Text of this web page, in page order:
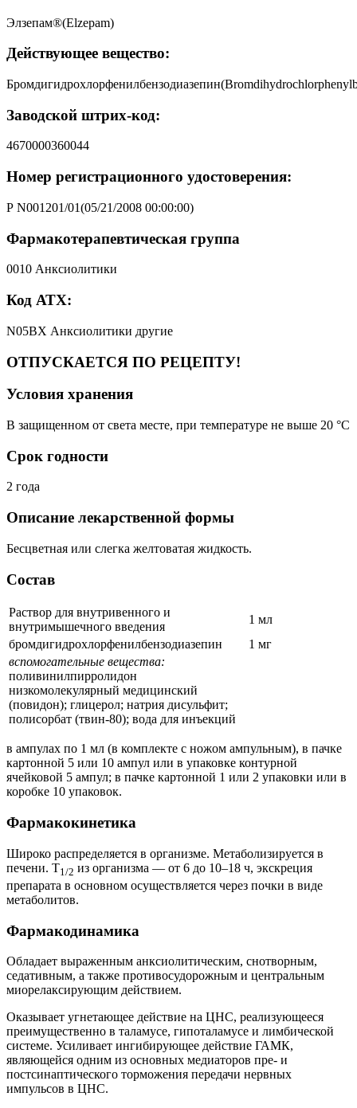
Элзепам®(Elzepam)
Действующее вещество:
Заводской штрих-код:
4670000360044
Номер регистрационного удостоверения:
Р N001201/01(05/21/2008 00:00:00)
Фармакотерапевтическая группа
0010 Анксиолитики
Код АТХ:
N05BX Анксиолитики другие
ОТПУСКАЕТСЯ ПО РЕЦЕПТУ!
Условия хранения
В защищенном от света месте, при температуре не выше 20 °C
Срок годности
2 года
Описание лекарственной формы
Бесцветная или слегка желтоватая жидкость.
Состав
Раствор для внутривенного и
внутримышечного введения
1 мл
бромдигидрохлорфенилбензодиазепин
1 мг
вспомогательные вещества:
поливинилпирролидон
низкомолекулярный медицинский
(повидон); глицерол; натрия дисульфит;
полисорбат (твин-80); вода для инъекций
в ампулах по 1 мл (в комплекте с ножом ампульным), в пачке
картонной 5 или 10 ампул или в упаковке контурной
ячейковой 5 ампул; в пачке картонной 1 или 2 упаковки или в
коробке 10 упаковок.
Фармакокинетика
Широко распределяется в организме. Метаболизируется в
печени. T1/2 из организма — от 6 до 10–18 ч, экскреция
препарата в основном осуществляется через почки в виде
метаболитов.
Фармакодинамика
Обладает выраженным анксиолитическим, снотворным,
седативным, а также противосудорожным и центральным
миорелаксирующим действием.
Оказывает угнетающее действие на ЦНС, реализующееся
преимущественно в таламусе, гипоталамусе и лимбической
системе. Усиливает ингибирующее действие ГАМК,
являющейся одним из основных медиаторов пре- и
постсинаптического торможения передачи нервных
импульсов в ЦНС.